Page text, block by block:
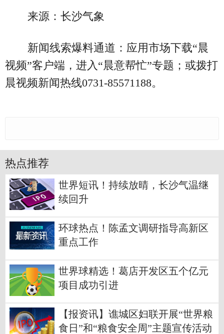
来源：长沙气象
新闻线索爆料通道：应用市场下载“晨
视频”客户端，进入“晨意帮忙”专题；或拨打
晨视频新闻热线0731-85571188。
热点推荐
世界短讯！持续放晴，长沙气温继
续回升
环球热点！陈孟文调研指导高新区
重点工作
世界球精选！葛店开发区五个亿元
项目成功引进
【报资讯】谯城区妇联开展“世界粮
食日”和“粮食安全周”主题宣传活动